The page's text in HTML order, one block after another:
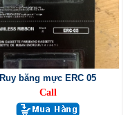
Ruy băng mực ERC 05
Call